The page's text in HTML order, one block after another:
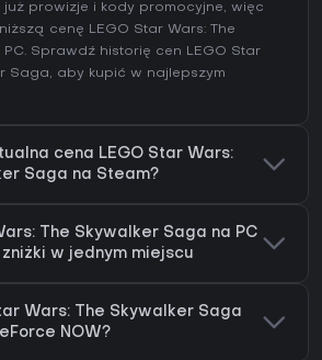
prowizje i kody promocyjne, więc
cenę LEGO Star Wars: The
PC. Sprawdź historię cen LEGO Star
Saga, aby kupić w najlepszym
cena LEGO Star Wars:
Saga na Steam?
The Skywalker Saga na PC
w jednym miejscu
Wars: The Skywalker Saga
NOW?